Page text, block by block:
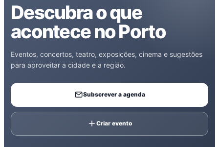
Descubra o que
acontece no Porto
Eventos, concertos, teatro, exposições, cinema e sugestões
para aproveitar a cidade e a região.
Subscrever a agenda
Criar evento